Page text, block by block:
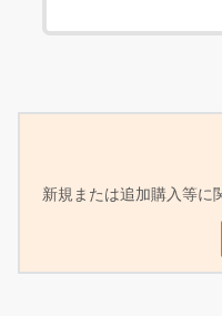
新規または追加購入等に